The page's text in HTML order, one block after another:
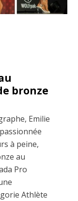
bronze
Emilie
à peine,
au
Pro
Athlète